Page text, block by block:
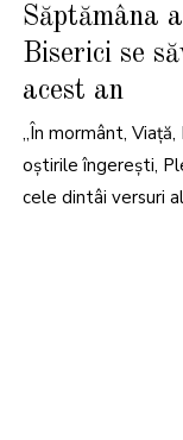
A
P
L
E
2
Săptămâna
Biserici se
acest an
„În mormânt,
oştirile îngereşti,
cele dintâi versuri